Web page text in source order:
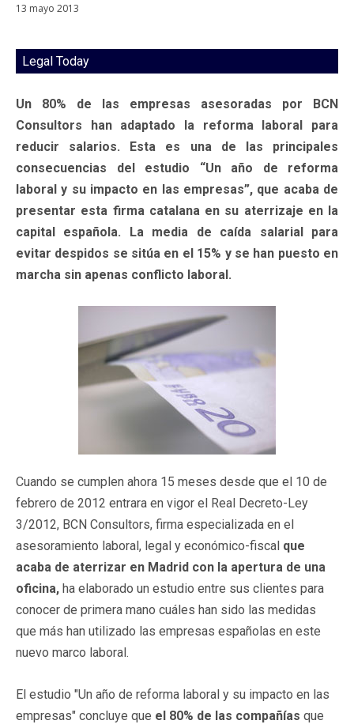
13 mayo 2013
Legal Today
Un 80% de las empresas asesoradas por BCN
Consultors han adaptado la reforma laboral para
reducir salarios. Esta es una de las principales
consecuencias del estudio “Un año de reforma
laboral y su impacto en las empresas”, que acaba de
presentar esta firma catalana en su aterrizaje en la
capital española. La media de caída salarial para
evitar despidos se sitúa en el 15% y se han puesto en
marcha sin apenas conflicto laboral.
Cuando se cumplen ahora 15 meses desde que el 10 de
febrero de 2012 entrara en vigor el Real Decreto-Ley
3/2012, BCN Consultors, firma especializada en el
asesoramiento laboral, legal y económico-fiscal que
acaba de aterrizar en Madrid con la apertura de una
oficina, ha elaborado un estudio entre sus clientes para
conocer de primera mano cuáles han sido las medidas
que más han utilizado las empresas españolas en este
nuevo marco laboral.
El estudio "Un año de reforma laboral y su impacto en las
empresas" concluye que el 80% de las compañías que